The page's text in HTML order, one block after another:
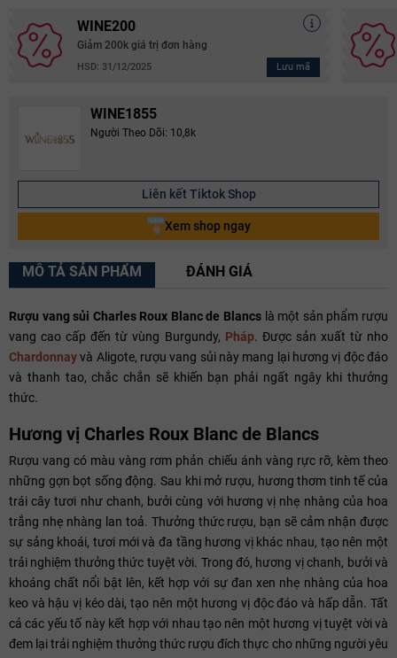
WINE200
Giảm 200k giá trị đơn hàng
HSD: 31/12/2025 Lưu mã
WINE1855
Người Theo Dõi: 10,8k
Liên kết Tiktok Shop
Xem shop ngay
MÔ TẢ SẢN PHẨM ĐÁNH GIÁ
Rượu vang sủi Charles Roux Blanc de Blancs là một sản phẩm rượu
vang cao cấp đến từ vùng Burgundy, Pháp. Được sản xuất từ nho
Chardonnayvà Aligote, rượu vang sủi này mang lại hương vị độc đáo
và thanh tao, chắc chắn sẽ khiến bạn phải ngất ngây khi thưởng
thức.
Hương vị Charles Roux Blanc de Blancs
Rượu vang có màu vàng rơm phản chiếu ánh vàng rực rỡ, kèm theo
những gợn bọt sống động. Sau khi mở rượu, hương thơm tinh tế của
trái cây tươi như chanh, bưởi cùng với hương vị nhẹ nhàng của hoa
trắng nhẹ nhàng lan toả. Thưởng thức rượu, bạn sẽ cảm nhận được
sự sảng khoái, tươi mới và đa tầng hương vị khác nhau, tạo nên một
trải nghiệm thưởng thức tuyệt vời. Trong đó, hương vị chanh, bưởi và
khoáng chất nổi bật lên, kết hợp với sự đan xen nhẹ nhàng của hoa
keo và hậu vị kéo dài, tạo nên một hương vị độc đáo và hấp dẫn. Tất
cả các yếu tố này kết hợp với nhau tạo nên một hương vị tuyệt vời và
đem lại trải nghiệm thưởng thức rượu đích thực cho những người yêu